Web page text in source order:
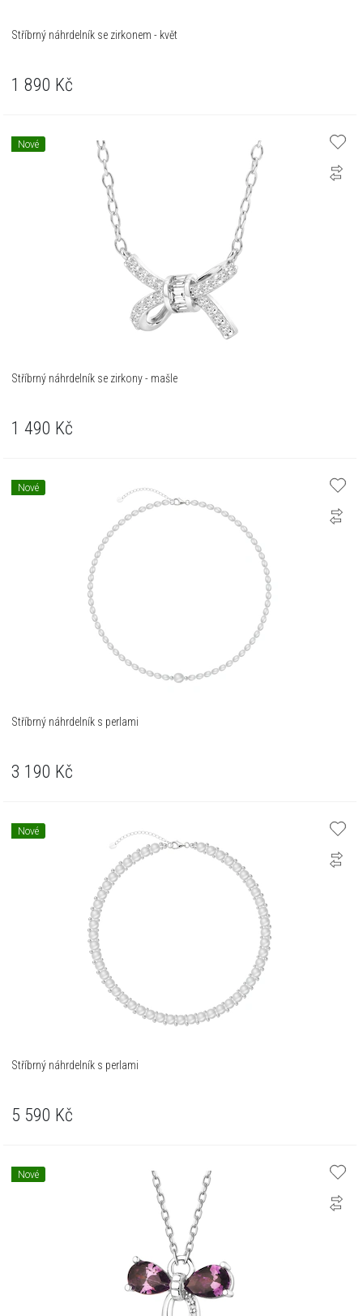
Stříbrný náhrdelník se zirkonem - květ
1 890 Kč
Nové
Stříbrný náhrdelník se zirkony - mašle
1 490 Kč
Nové
Stříbrný náhrdelník s perlami
3 190 Kč
Nové
Stříbrný náhrdelník s perlami
5 590 Kč
Nové